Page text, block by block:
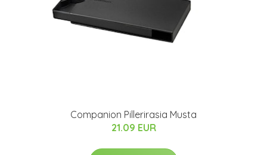
Companion Pillerirasia Musta
21.09 EUR